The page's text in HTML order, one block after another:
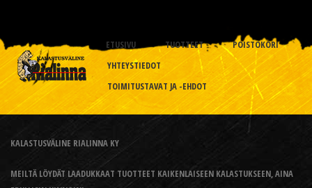
ETUSIVU TUOTTEET
POISTOKORI
YHTEYSTIEDOT
TOIMITUSTAVAT JA -EHDOT
KALASTUSVÄLINE RIALINNA KY
MEILTÄ LÖYDÄT LAADUKKAAT TUOTTEET KAIKENLAISEEN KALASTUKSEEN, AINA